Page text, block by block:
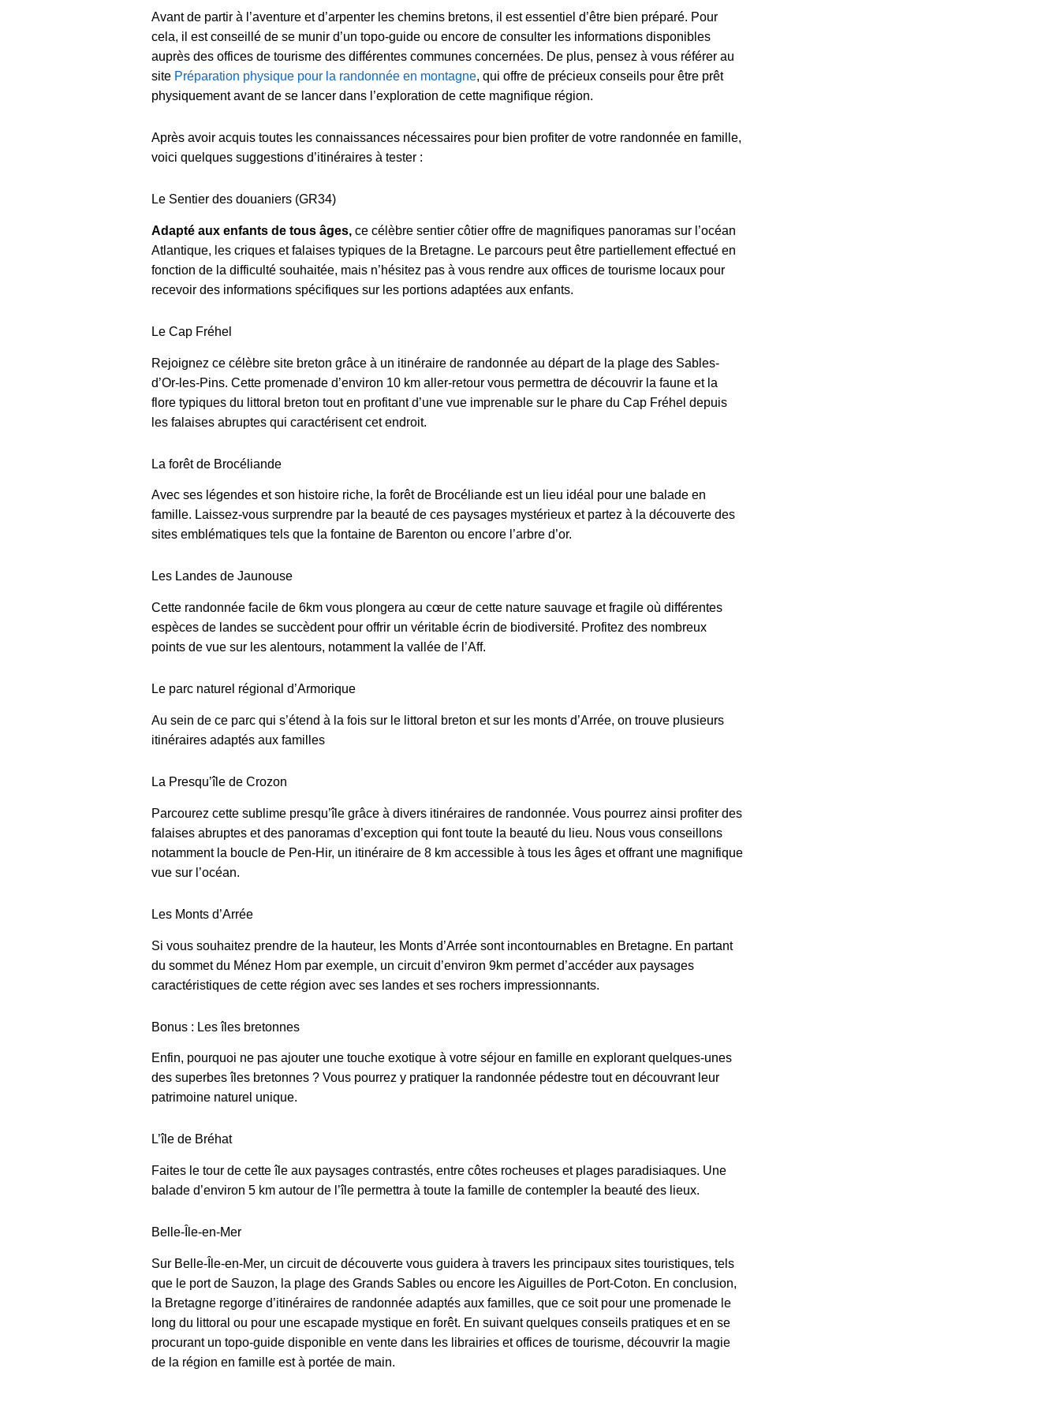
Avant de partir à l’aventure et d’arpenter les chemins bretons, il est essentiel d’être bien préparé. Pour
cela, il est conseillé de se munir d’un topo-guide ou encore de consulter les informations disponibles
auprès des offices de tourisme des différentes communes concernées. De plus, pensez à vous référer au
site Préparation physique pour la randonnée en montagne, qui offre de précieux conseils pour être prêt
physiquement avant de se lancer dans l’exploration de cette magnifique région.
Après avoir acquis toutes les connaissances nécessaires pour bien profiter de votre randonnée en famille,
voici quelques suggestions d’itinéraires à tester :
Le Sentier des douaniers (GR34)
Adapté aux enfants de tous âges, ce célèbre sentier côtier offre de magnifiques panoramas sur l’océan
Atlantique, les criques et falaises typiques de la Bretagne. Le parcours peut être partiellement effectué en
fonction de la difficulté souhaitée, mais n’hésitez pas à vous rendre aux offices de tourisme locaux pour
recevoir des informations spécifiques sur les portions adaptées aux enfants.
Le Cap Fréhel
Rejoignez ce célèbre site breton grâce à un itinéraire de randonnée au départ de la plage des Sables-
d’Or-les-Pins. Cette promenade d’environ 10 km aller-retour vous permettra de découvrir la faune et la
flore typiques du littoral breton tout en profitant d’une vue imprenable sur le phare du Cap Fréhel depuis
les falaises abruptes qui caractérisent cet endroit.
La forêt de Brocéliande
Avec ses légendes et son histoire riche, la forêt de Brocéliande est un lieu idéal pour une balade en
famille. Laissez-vous surprendre par la beauté de ces paysages mystérieux et partez à la découverte des
sites emblématiques tels que la fontaine de Barenton ou encore l’arbre d’or.
Les Landes de Jaunouse
Cette randonnée facile de 6km vous plongera au cœur de cette nature sauvage et fragile où différentes
espèces de landes se succèdent pour offrir un véritable écrin de biodiversité. Profitez des nombreux
points de vue sur les alentours, notamment la vallée de l’Aff.
Le parc naturel régional d’Armorique
Au sein de ce parc qui s’étend à la fois sur le littoral breton et sur les monts d’Arrée, on trouve plusieurs
itinéraires adaptés aux familles
La Presqu’île de Crozon
Parcourez cette sublime presqu’île grâce à divers itinéraires de randonnée. Vous pourrez ainsi profiter des
falaises abruptes et des panoramas d’exception qui font toute la beauté du lieu. Nous vous conseillons
notamment la boucle de Pen-Hir, un itinéraire de 8 km accessible à tous les âges et offrant une magnifique
vue sur l’océan.
Les Monts d’Arrée
Si vous souhaitez prendre de la hauteur, les Monts d’Arrée sont incontournables en Bretagne. En partant
du sommet du Ménez Hom par exemple, un circuit d’environ 9km permet d’accéder aux paysages
caractéristiques de cette région avec ses landes et ses rochers impressionnants.
Bonus : Les îles bretonnes
Enfin, pourquoi ne pas ajouter une touche exotique à votre séjour en famille en explorant quelques-unes
des superbes îles bretonnes ? Vous pourrez y pratiquer la randonnée pédestre tout en découvrant leur
patrimoine naturel unique.
L’île de Bréhat
Faites le tour de cette île aux paysages contrastés, entre côtes rocheuses et plages paradisiaques. Une
balade d’environ 5 km autour de l’île permettra à toute la famille de contempler la beauté des lieux.
Belle-Île-en-Mer
Sur Belle-Île-en-Mer, un circuit de découverte vous guidera à travers les principaux sites touristiques, tels
que le port de Sauzon, la plage des Grands Sables ou encore les Aiguilles de Port-Coton. En conclusion,
la Bretagne regorge d’itinéraires de randonnée adaptés aux familles, que ce soit pour une promenade le
long du littoral ou pour une escapade mystique en forêt. En suivant quelques conseils pratiques et en se
procurant un topo-guide disponible en vente dans les librairies et offices de tourisme, découvrir la magie
de la région en famille est à portée de main.